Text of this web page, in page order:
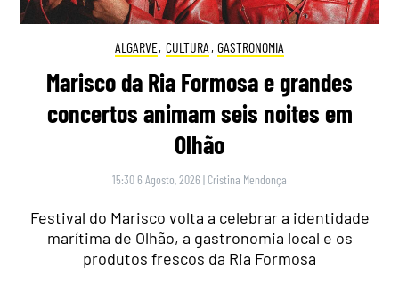
ALGARVE, CULTURA , GASTRONOMIA
Marisco da Ria Formosa e grandes
concertos animam seis noites em
Olhão
15:30 6 Agosto, 2026 | Cristina Mendonça
Festival do Marisco volta a celebrar a identidade
marítima de Olhão, a gastronomia local e os
produtos frescos da Ria Formosa